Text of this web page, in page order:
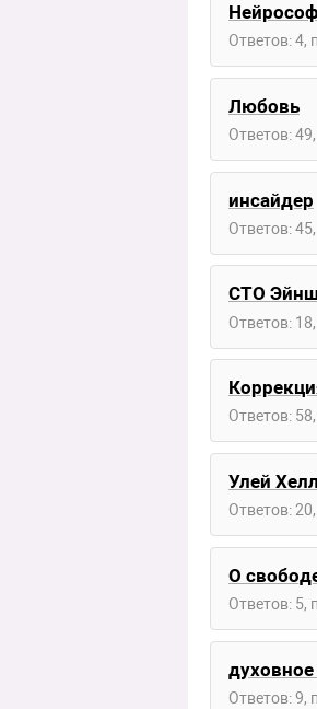
Ответов: 4,
Любовь
Ответов:
инсайдер
Ответов:
СТО
Ответов:
Ответов:
Улей
Ответов:
О
Ответов: 5,
Ответов: 9,